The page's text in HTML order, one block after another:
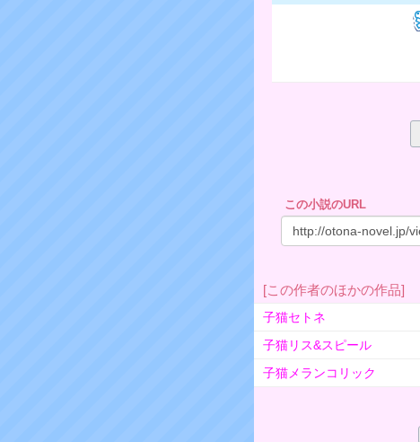
この小説のURL
[この作者のほかの作品]
子猫セトネ
子猫リス&スピール
子猫メランコリック